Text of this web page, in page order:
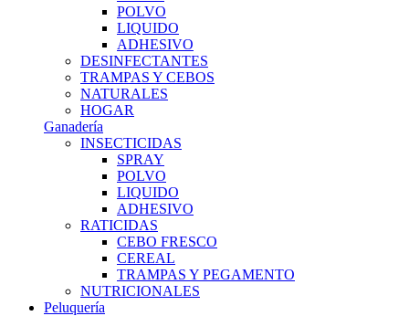
POLVO
LIQUIDO
ADHESIVO
DESINFECTANTES
TRAMPAS Y CEBOS
NATURALES
HOGAR
Ganadería
INSECTICIDAS
SPRAY
POLVO
LIQUIDO
ADHESIVO
RATICIDAS
CEBO FRESCO
CEREAL
TRAMPAS Y PEGAMENTO
NUTRICIONALES
Peluquería